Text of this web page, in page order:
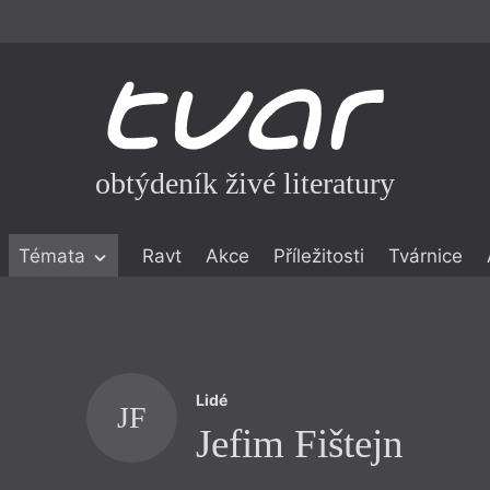
obtýdeník živé literatury
Témata Ravt Akce Příležitosti Tvárnice
JF Lidé
Jefim Fištejn